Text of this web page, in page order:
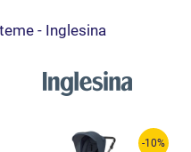
- Inglesina
-10%